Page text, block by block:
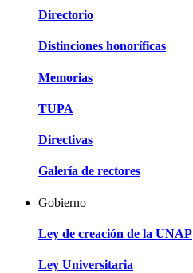
Directorio
Distinciones honoríficas
Memorias
TUPA
Directivas
Galería de rectores
Gobierno
Ley de creación de la UNAP
Ley Universitaria